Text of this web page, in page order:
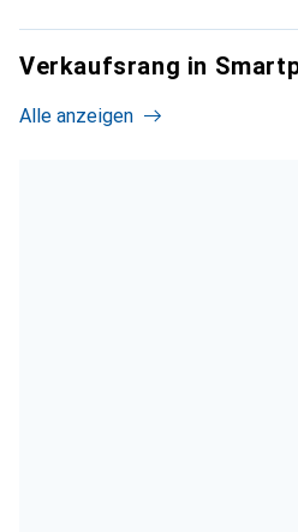
Verkaufsrang in
Alle anzeigen